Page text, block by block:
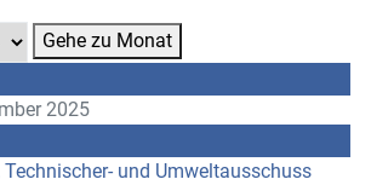
Gehe zu Monat
2025
Technischer- und Umweltausschuss